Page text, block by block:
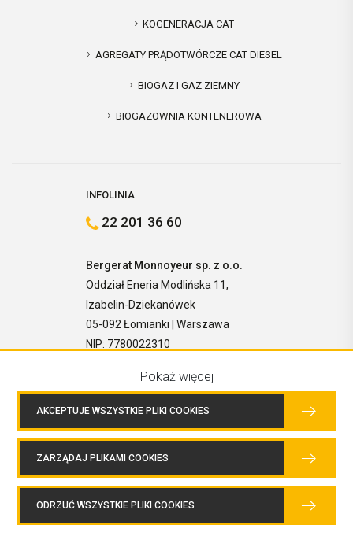
SPRAWDŹ DOSTĘPNOŚĆ AGREGATÓW
KOGENERACJA CAT
AGREGATY PRĄDOTWÓRCZE CAT DIESEL
BIOGAZ I GAZ ZIEMNY
BIOGAZOWNIA KONTENEROWA
INFOLINIA
22 201 36 60
Bergerat Monnoyeur sp. z o.o.
Oddział Eneria Modlińska 11,
Izabelin-Dziekanówek
05-092 Łomianki | Warszawa
NIP: 7780022310
COPYRIGHTS © 2026 BERGERAT MONNOYEUR SP. Z O.O. WSZELKIE
PRAWA ZASTRZEŻONE.
Pokaż więcej
AKCEPTUJE WSZYSTKIE PLIKI COOKIES
ZARZĄDAJ PLIKAMI COOKIES
ODRZUĆ WSZYSTKIE PLIKI COOKIES